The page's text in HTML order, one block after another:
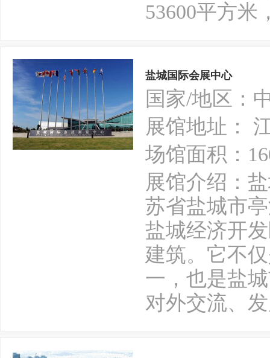
53600平方米
盐城国际会展中心
国家/地区：
展馆地址：
场馆面积：
展馆介绍：
苏省盐城市
盐城经济开
建筑。它不
一，也是盐
对外交流、